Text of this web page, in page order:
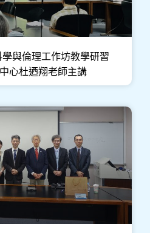
學與倫理工作坊教學研習
心杜迺翔老師主講